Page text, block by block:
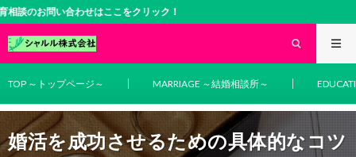
い合わせはここをクリック！
TOP ～トップページ～ MARRIAGE ～結婚相談所～
婚活を成功させるための具体的なコツ